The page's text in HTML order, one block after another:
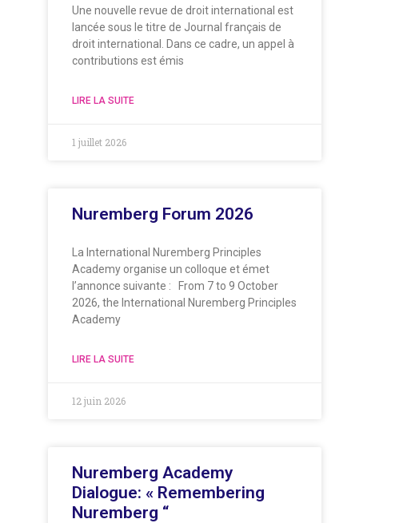
Une nouvelle revue de droit international est
lancée sous le titre de Journal français de
droit international. Dans ce cadre, un appel à
contributions est émis
LIRE LA SUITE
1 juillet 2026
Nuremberg Forum 2026
La International Nuremberg Principles
Academy organise un colloque et émet
l’annonce suivante : From 7 to 9 October
2026, the International Nuremberg Principles
Academy
LIRE LA SUITE
12 juin 2026
Nuremberg Academy
Dialogue: « Remembering
Nuremberg “